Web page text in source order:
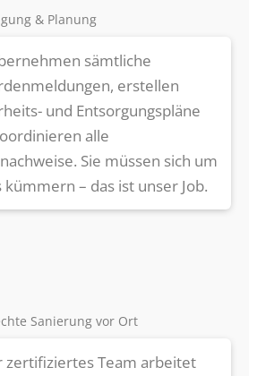
& Planung
sämtliche
erstellen
und Entsorgungspläne
alle
Sie müssen sich um
kümmern – das ist unser Job.
Sanierung vor Ort
zertifiziertes Team arbeitet